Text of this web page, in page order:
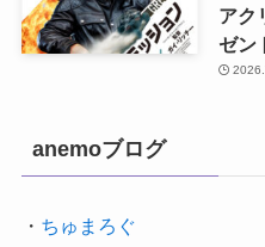
アク
ゼン
anemoブログ
・ ちゅまろぐ